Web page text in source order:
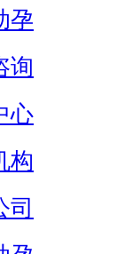
孕
询
心
构
司